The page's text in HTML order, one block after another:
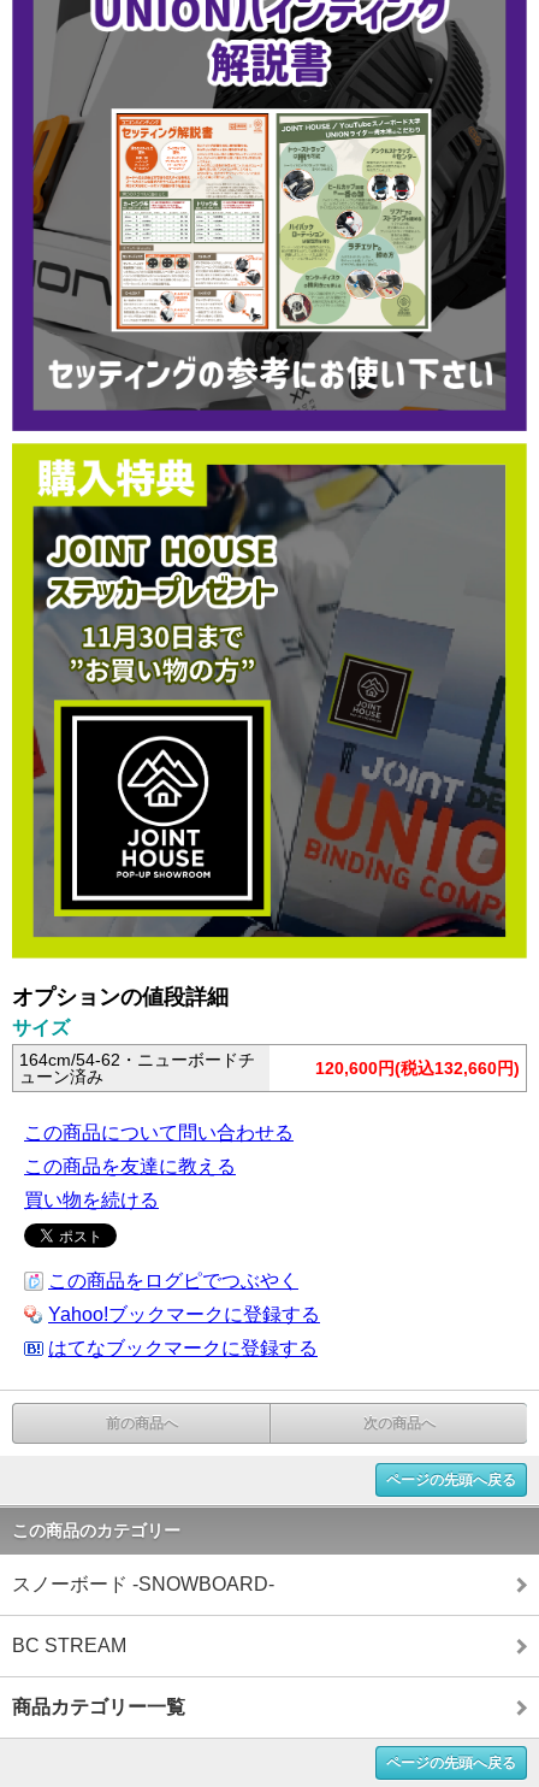
オプションの値段詳細
サイズ
164cm/54-62・ニューボードチ
ューン済み
120,600円(税込132,660円)
この商品について問い合わせる
この商品を友達に教える
買い物を続ける
この商品をログピでつぶやく
Yahoo!ブックマークに登録する
はてなブックマークに登録する
前の商品へ 次の商品へ
ページの先頭へ戻る
この商品のカテゴリー
スノーボード -SNOWBOARD-
BC STREAM
商品カテゴリー一覧
ページの先頭へ戻る